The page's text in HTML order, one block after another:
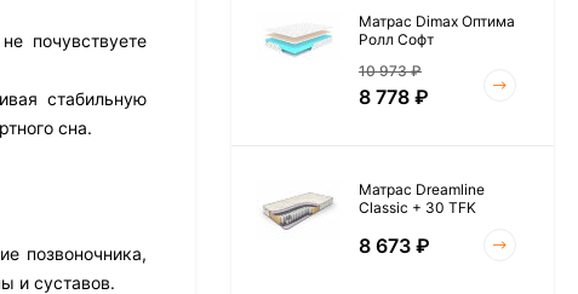
почувствуете
стабильную
сна.
позвоночника,
и суставов.
Матрас Dimax Оптима
Ролл Софт
10 973₽
8 778 ₽
Матрас Dreamline
Classic + 30 TFK
8 673 ₽